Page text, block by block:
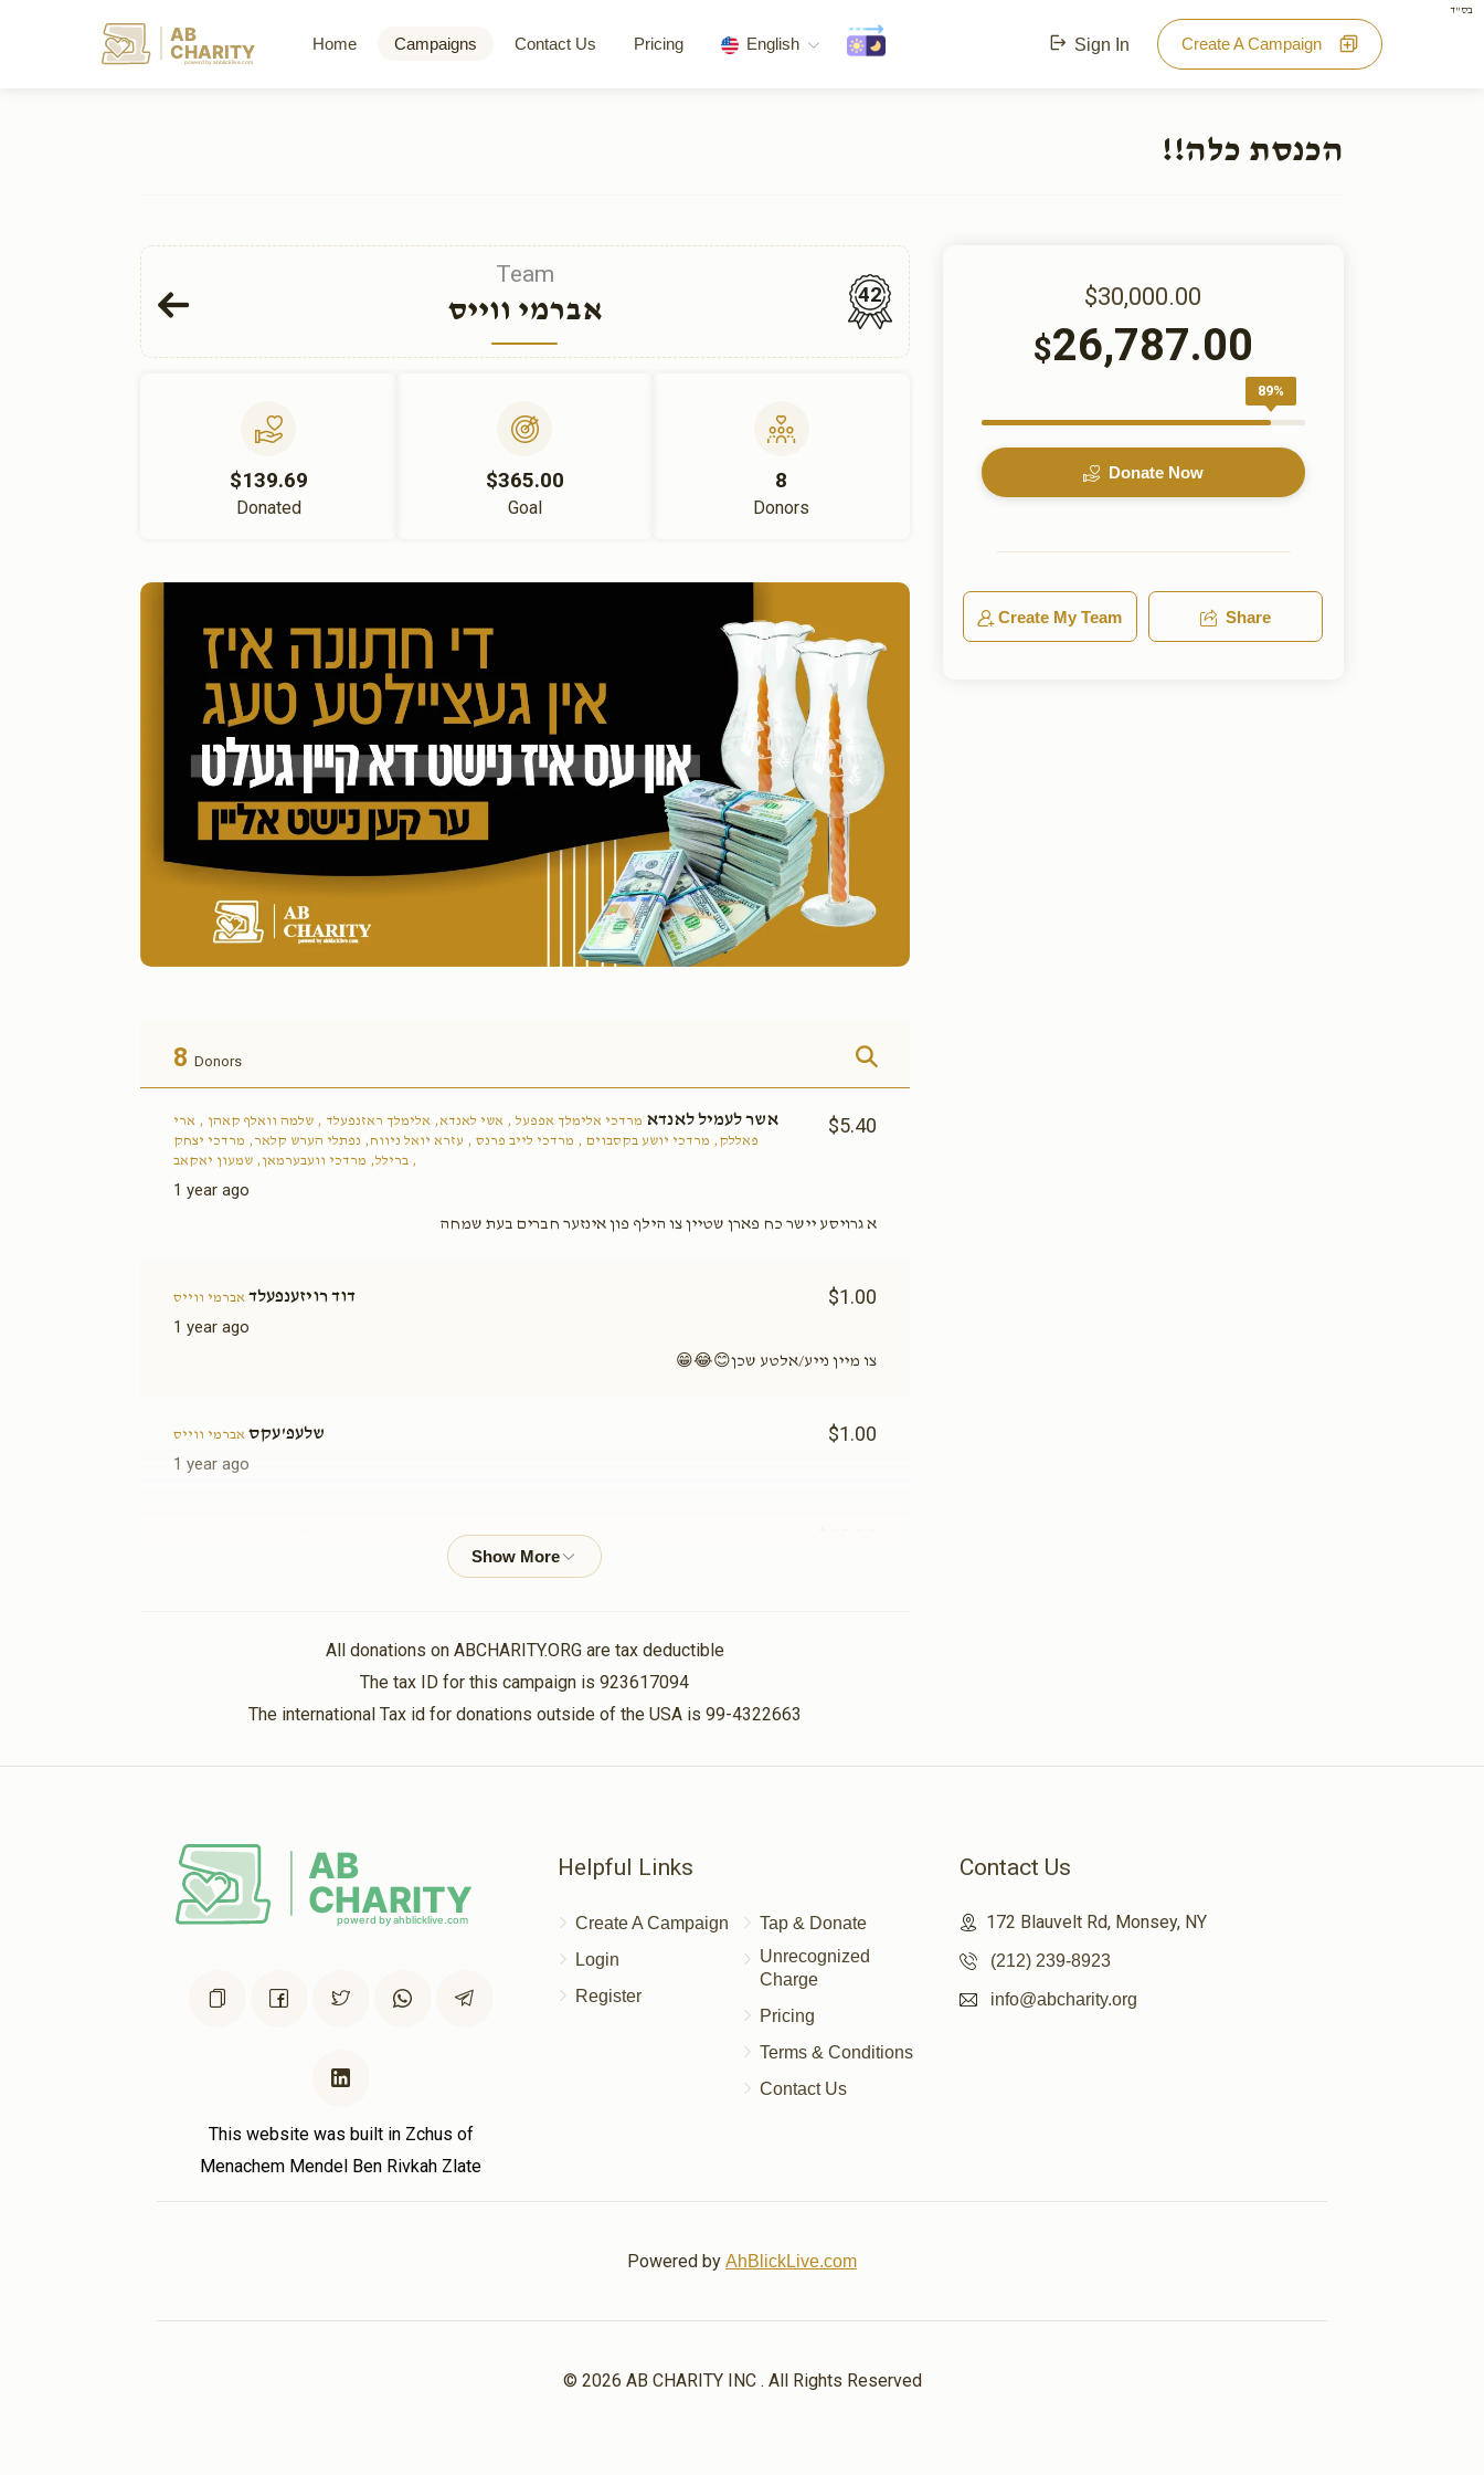
בס"ד
AB
CHARITY
powerd by ahblicklive.com
Home Campaigns Contact Us Pricing English Sign In Create A Campaign
הכנסת כלה!!
Team
אברמי ווייס 42
$139.69
Donated
$365.00
Goal
8
Donors
8 Donors
אשר לעמיל לאנדא מרדכי אלימלך אפפעל , אשי לאנדא, אלימלך ראזנפעלד , שלמה וואלף קאהן , ארי
פאללק, מרדכי יושע בקסבוים , מרדכי לייב פרנס , עזרא יואל ניווח, נפתלי הערש קלאר, מרדכי יצחק
ברילל, מרדכי וועבערמאן, שמעון יאקאב ,
1 year ago
$5.40
א גרויסע יישר כח פארן שטיין צו הילף פון אינזער חברים בעת שמחה
דוד רויזענפעלד אברמי ווייס
1 year ago
$1.00
צו מיין נייע/אלטע שכן😊😂😁
שלעפ'עקס אברמי ווייס
1 year ago
$1.00
1 year ago
1 year ago
אליעזר פאלטשעק $10.00
All donations on ABCHARITY.ORG are tax deductible
The tax ID for this campaign is 923617094
The international Tax id for donations outside of the USA is 99-4322663
$30,000.00
$26,787.00
89%
Donate Now
Create My Team Share
This website was built in Zchus of
Menachem Mendel Ben Rivkah Zlate
Helpful Links
Create A Campaign
Login
Register
Tap & Donate
Unrecognized
Charge
Pricing
Terms & Conditions
Contact Us
Contact Us
172 Blauvelt Rd, Monsey, NY
(212) 239-8923
info@abcharity.org
Powered by AhBlickLive.com
© 2026 AB CHARITY INC . All Rights Reserved